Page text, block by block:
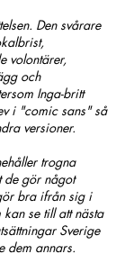
Den svårare
volontärer,
och
Inga-britt
i "comic sans" så
versioner.
trogna
de gör något
bra ifrån sig i
se till att nästa
Sverige
dem annars.